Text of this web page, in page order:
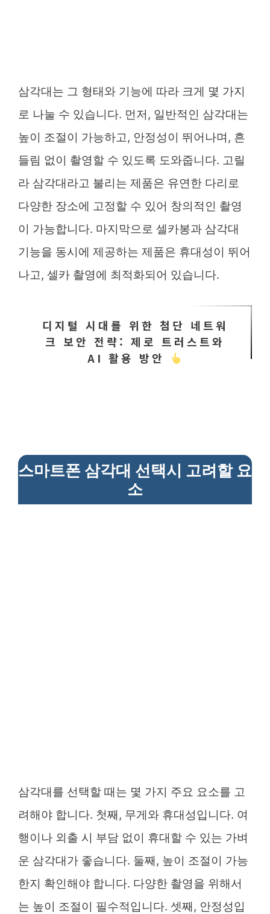
삼각대는 그 형태와 기능에 따라 크게 몇 가지
로 나눌 수 있습니다. 먼저, 일반적인 삼각대는
높이 조절이 가능하고, 안정성이 뛰어나며, 흔
들림 없이 촬영할 수 있도록 도와줍니다. 고릴
라 삼각대라고 불리는 제품은 유연한 다리로
다양한 장소에 고정할 수 있어 창의적인 촬영
이 가능합니다. 마지막으로 셀카봉과 삼각대
기능을 동시에 제공하는 제품은 휴대성이 뛰어
나고, 셀카 촬영에 최적화되어 있습니다.
디지털 시대를 위한 첨단 네트워
크 보안 전략: 제로 트러스트와
AI 활용 방안
스마트폰 삼각대 선택시 고려할 요
소
삼각대를 선택할 때는 몇 가지 주요 요소를 고
려해야 합니다. 첫째, 무게와 휴대성입니다. 여
행이나 외출 시 부담 없이 휴대할 수 있는 가벼
운 삼각대가 좋습니다. 둘째, 높이 조절이 가능
한지 확인해야 합니다. 다양한 촬영을 위해서
는 높이 조절이 필수적입니다. 셋째, 안정성입